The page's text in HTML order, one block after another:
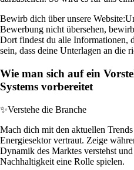
Bewirb dich über unsere Website:
Bewerbung nicht übersehen,
Dort findest du alle Informationen,
sein, dass deine Unterlagen an die
Wie man sich auf ein
Systems vorbereitet
✨Verstehe die Branche
Mach dich mit den aktuellen
Energiesektor vertraut. Zeige
Dynamik des Marktes verstehst
Nachhaltigkeit eine Rolle spielen.